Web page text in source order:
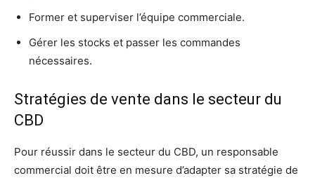
Former et superviser l’équipe commerciale.
Gérer les stocks et passer les commandes
nécessaires.
Stratégies de vente dans le secteur du
CBD
Pour réussir dans le secteur du CBD, un responsable
commercial doit être en mesure d’adapter sa stratégie de